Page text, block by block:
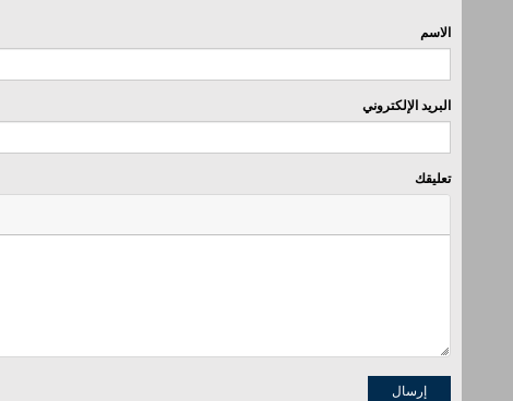
الاسم
البريد الإلكتروني
تعليقك